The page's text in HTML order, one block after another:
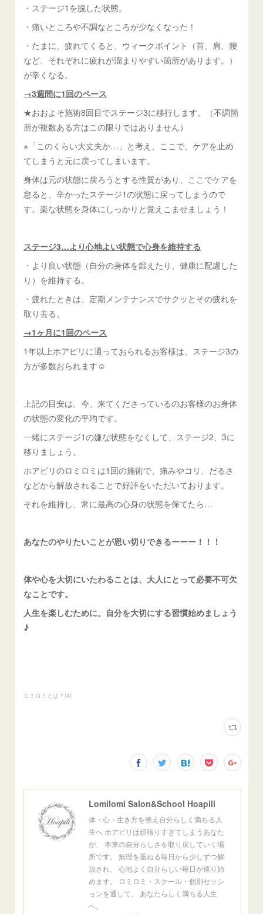
・ステージ1を脱した状態。
・痛いところや不調なところが少なくなった！
・たまに、疲れてくると、ウィークポイント（首、肩、腰
など、それぞれに疲れが溜まりやすい箇所があります。）
が辛くなる。
→3週間に1回のペース
★おおよそ施術8回目でステージ3に移行します。（不調箇
所が複数ある方はこの限りではありません）
※「このくらい大丈夫か…」と考え、ここで、ケアを止め
てしまうと元に戻ってしまいます。
身体は元の状態に戻ろうとする性質があり、ここでケアを
怠ると、辛かったステージ1の状態に戻ってしまうので
す。楽な状態を身体にしっかりと覚えこませましょう！
ステージ3…より心地よい状態で心身を維持する
・より良い状態（自分の身体を鍛えたり、健康に配慮した
り）を維持する。
・疲れたときは、定期メンテナンスでサクッとその疲れを
取り去る。
→1ヶ月に1回のペース
1年以上ホアピリに通っておられるお客様は、ステージ3の
方が多数おられます☺️
上記の目安は、今、来てくださっているのお客様のお身体
の状態の変化の平均です。
一緒にステージ1の嫌な状態をなくして、ステージ2、3に
移りましょう。
ホアピリのロミロミは1回の施術で、痛みやコリ、だるさ
などから解放されることで好評をいただいております。
それを維持し、常に最高の心身の状態を保てたら…
あなたのやりたいことが思い切りできるーーー！！！
体や心を大切にいたわることは、大人にとって必要不可欠
なことです。
人生を楽しむために。自分を大切にする習慣始めましょう
♪
ロミロミとは？ (4)
Lomilomi Salon&School Hoapili
体・心・生き方を整え自分らしく満ちる人
生へ ホアピリは頑張りすぎてしまうあなた
が、 本来の自分らしさを取り戻していく場
所です。 無理を重ねる毎日から少しずつ解
放され、 心地よく自分らしい毎日が巡り始
めます。 ロミロミ・スクール・個別セッシ
ョンを通して、 あなたらしく満ちる人生
へ。